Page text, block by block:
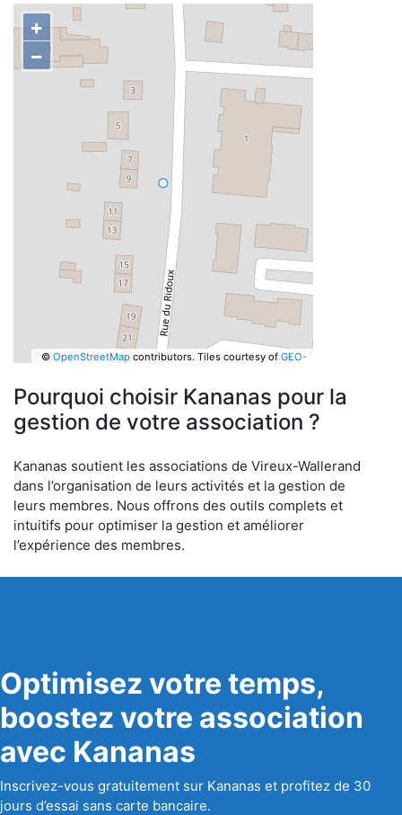
+
−
© OpenStreetMapcontributors. Tiles courtesy of GEO-
Pourquoi choisir Kananas pour la
gestion de votre association ?
Kananas soutient les associations de Vireux-Wallerand
dans l’organisation de leurs activités et la gestion de
leurs membres. Nous offrons des outils complets et
intuitifs pour optimiser la gestion et améliorer
l’expérience des membres.
Optimisez votre temps,
boostez votre association
avec Kananas
Inscrivez-vous gratuitement sur Kananas et profitez de 30
jours d’essai sans carte bancaire.